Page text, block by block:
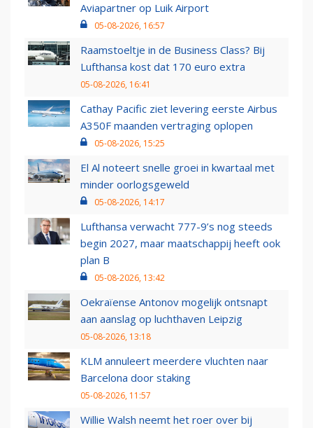
Aviapartner op Luik Airport
05-08-2026, 16:57
Raamstoeltje in de Business Class? Bij
Lufthansa kost dat 170 euro extra
05-08-2026, 16:41
Cathay Pacific ziet levering eerste Airbus
A350F maanden vertraging oplopen
05-08-2026, 15:25
El Al noteert snelle groei in kwartaal met
minder oorlogsgeweld
05-08-2026, 14:17
Lufthansa verwacht 777-9’s nog steeds
begin 2027, maar maatschappij heeft ook
plan B
05-08-2026, 13:42
Oekraïense Antonov mogelijk ontsnapt
aan aanslag op luchthaven Leipzig
05-08-2026, 13:18
KLM annuleert meerdere vluchten naar
Barcelona door staking
05-08-2026, 11:57
Willie Walsh neemt het roer over bij